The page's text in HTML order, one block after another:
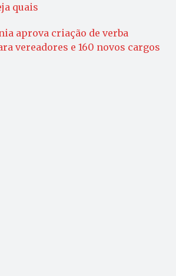
quais
aprova criação de verba
vereadores e 160 novos cargos